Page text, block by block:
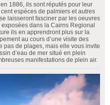
1886, ils sont réputés pour leur
espèces de palmiers et autres
laisseront fasciner par les oeuvres
dans la Cairns Regional
ils en apprendront plus sur la
au cours d’une visite des
pas de plages, mais elle vous invite
d’eau de mer situé en plein
manifestations de plein air.